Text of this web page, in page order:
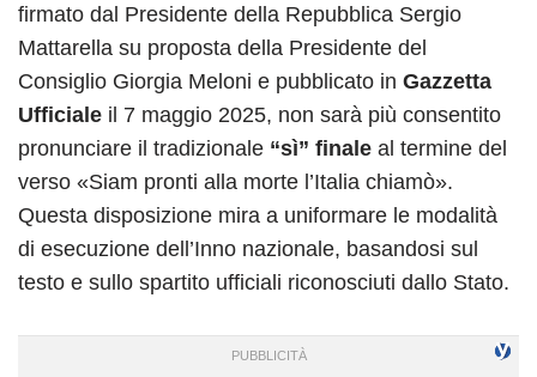
firmato dal Presidente della Repubblica Sergio
Mattarella su proposta della Presidente del
Consiglio Giorgia Meloni e pubblicato in Gazzetta
Ufficiale il 7 maggio 2025, non sarà più consentito
pronunciare il tradizionale “sì” finale al termine del
verso «Siam pronti alla morte l’Italia chiamò».
Questa disposizione mira a uniformare le modalità
di esecuzione dell’Inno nazionale, basandosi sul
testo e sullo spartito ufficiali riconosciuti dallo Stato.